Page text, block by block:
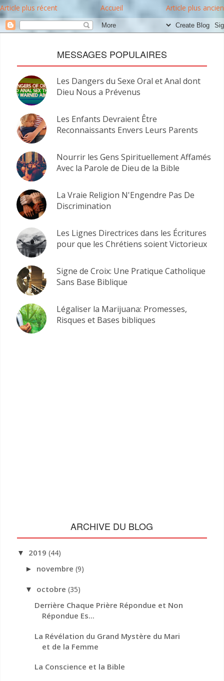
Article plus récent Accueil Article plus ancien
MESSAGES POPULAIRES
Les Dangers du Sexe Oral et Anal dont
Dieu Nous a Prévenus
Les Enfants Devraient Être
Reconnaissants Envers Leurs Parents
Nourrir les Gens Spirituellement Affamés
Avec la Parole de Dieu de la Bible
La Vraie Religion N'Engendre Pas De
Discrimination
Les Lignes Directrices dans les Écritures
pour que les Chrétiens soient Victorieux
Signe de Croix: Une Pratique Catholique
Sans Base Biblique
Légaliser la Marijuana: Promesses,
Risques et Bases bibliques
ARCHIVE DU BLOG
▼ 2019 (44)
► novembre(9)
▼ octobre(35)
Derrière Chaque Prière Répondue et Non
Répondue Es...
La Révélation du Grand Mystère du Mari
et de la Femme
La Conscience et la Bible